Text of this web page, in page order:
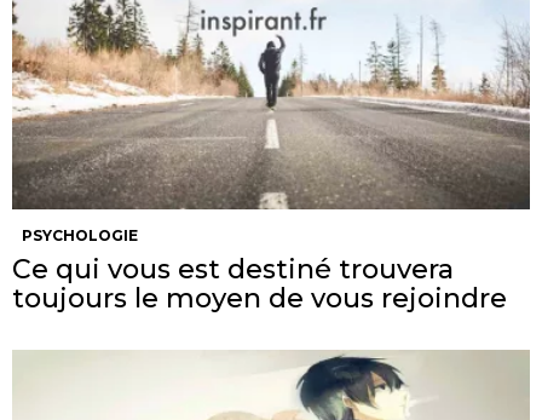
PSYCHOLOGIE
Ce qui vous est destiné trouvera
toujours le moyen de vous rejoindre